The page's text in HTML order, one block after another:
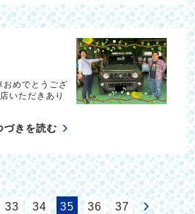
めでとうござ
ただきあり
づきを読む
33 34 35 36 37